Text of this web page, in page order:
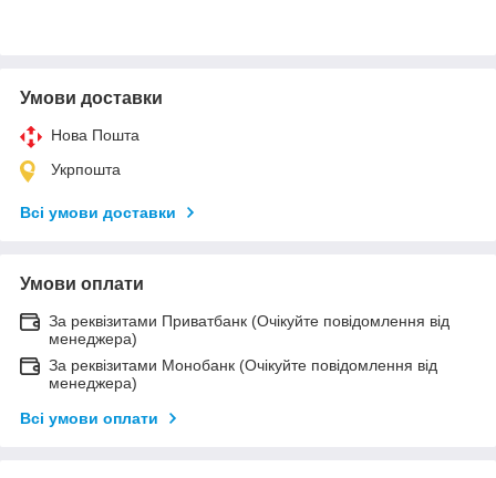
Умови доставки
Нова Пошта
Укрпошта
Всі умови доставки
Умови оплати
За реквізитами Приватбанк (Очікуйте повідомлення від
менеджера)
За реквізитами Монобанк (Очікуйте повідомлення від
менеджера)
Всі умови оплати